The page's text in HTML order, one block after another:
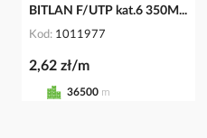
BITLAN F/UTP kat.6 350M...
Kod 1011977
2,62 zł/m
36500 m